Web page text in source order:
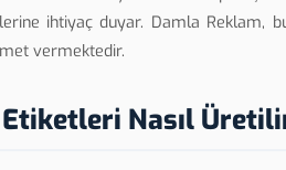
ihtiyaç duyar. Damla Reklam,
vermektedir.
Nasıl